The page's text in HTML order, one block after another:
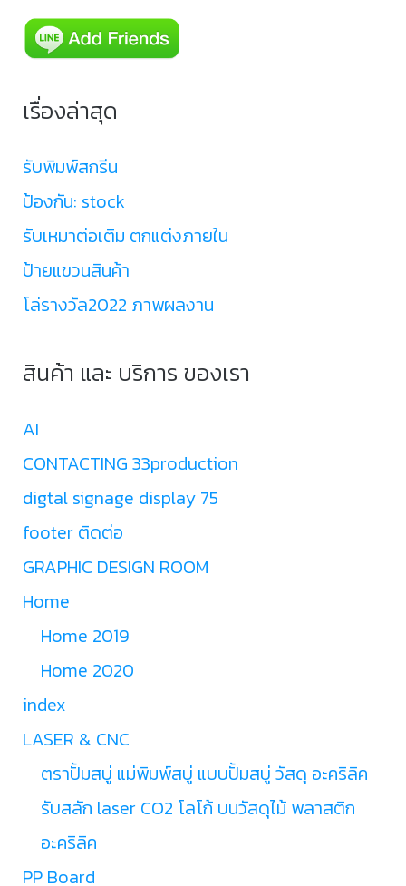
เรื่องล่าสุด
รับพิมพ์สกรีน
ป้องกัน: stock
รับเหมาต่อเติม ตกแต่งภายใน
ป้ายแขวนสินค้า
โล่รางวัล2022 ภาพผลงาน
สินค้า และ บริการ ของเรา
AI
CONTACTING 33production
digtal signage display 75
footer ติดต่อ
GRAPHIC DESIGN ROOM
Home
Home 2019
Home 2020
index
LASER & CNC
ตราปั้มสบู่ แม่พิมพ์สบู่ แบบปั้มสบู่ วัสดุ อะคริลิค
รับสลัก laser CO2 โลโก้ บนวัสดุไม้ พลาสติก
อะคริลิค
PP Board